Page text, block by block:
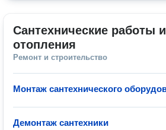
Сантехнические работы
отопления
Ремонт и строительство
Монтаж сантехнического
Демонтаж сантехники